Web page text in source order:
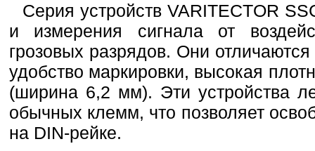
Серия устройств VARITECTOR
и измерения сигнала от
грозовых разрядов. Они
удобство маркировки, высокая
(ширина 6,2 мм). Эти устройства
обычных клемм, что позволяет
на DIN-рейке.